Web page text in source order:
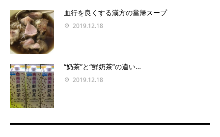
血行を良くする漢方の當帰スープ
2019.12.18
“奶茶”と“鮮奶茶”の違い…
2019.12.18